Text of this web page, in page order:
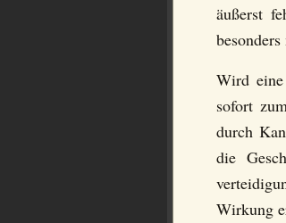
äußerst
Wird
sofort
durch
die
Wirkung